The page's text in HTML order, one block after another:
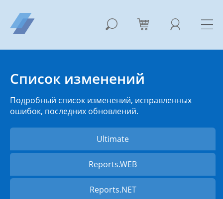
Список изменений
Подробный список изменений, исправленных
ошибок, последних обновлений.
Ultimate
Reports.WEB
Reports.NET